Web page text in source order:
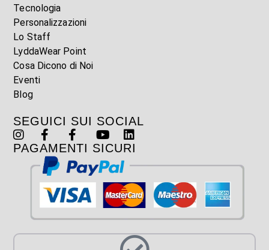
Tecnologia
Personalizzazioni
Lo Staff
LyddaWear Point
Cosa Dicono di Noi
Eventi
Blog
SEGUICI SUI SOCIAL
PAGAMENTI SICURI